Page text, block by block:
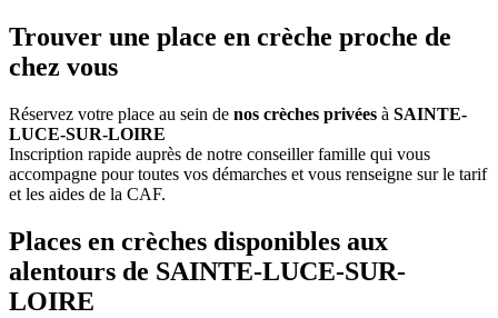
Trouver une place en crèche proche de
chez vous
Réservez votre place au sein de nos crèches privées à SAINTE-
LUCE-SUR-LOIRE
Inscription rapide auprès de notre conseiller famille qui vous
accompagne pour toutes vos démarches et vous renseigne sur le tarif
et les aides de la CAF.
Places en crèches disponibles aux
alentours de SAINTE-LUCE-SUR-
LOIRE